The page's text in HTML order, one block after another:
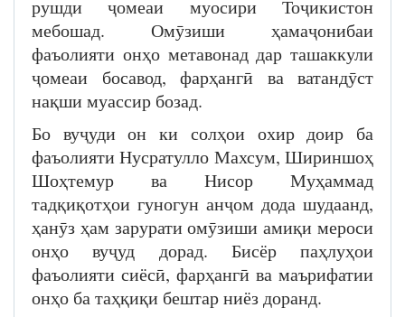
рушди ҷомеаи муосири Тоҷикистон
мебошад. Омӯзиши ҳамаҷонибаи
фаъолияти онҳо метавонад дар ташаккули
ҷомеаи босавод, фарҳангӣ ва ватандӯст
нақши муассир бозад.
Бо вуҷуди он ки солҳои охир доир ба
фаъолияти Нусратулло Махсум, Шириншоҳ
Шоҳтемур ва Нисор Муҳаммад
тадқиқотҳои гуногун анҷом дода шудаанд,
ҳанӯз ҳам зарурати омӯзиши амиқи мероси
онҳо вуҷуд дорад. Бисёр паҳлуҳои
фаъолияти сиёсӣ, фарҳангӣ ва маърифатии
онҳо ба таҳқиқи бештар ниёз доранд.